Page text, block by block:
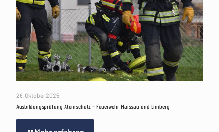
26. Oktober 2025
Ausbildungsprüfung Atemschutz – Feuerwehr Maissau und Limberg